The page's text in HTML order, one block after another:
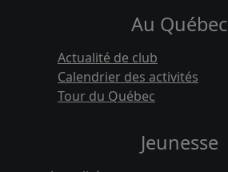
Au Québec
Actualité de club
Calendrier des activités
Tour du Québec
Jeunesse